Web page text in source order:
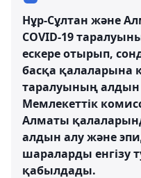
Нұр-Сұлтан және
COVID-19
ескере отырып,
басқа қалаларына
таралуының
Мемлекеттік
Алматы
алдын алу және
шараларды енгізу
қабылдады.